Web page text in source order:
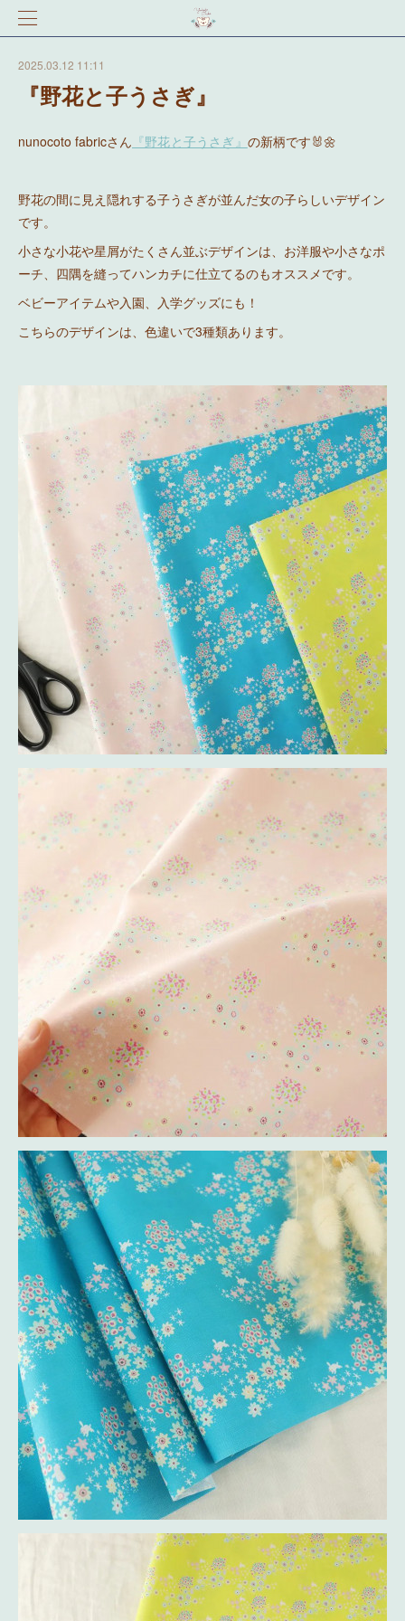
2025.03.12 11:11
『野花と子うさぎ』
nunocoto fabricさん 『野花と子うさぎ』 の新柄です🐰🌼
野花の間に見え隠れする子うさぎが並んだ女の子らしいデザイン
です。
小さな小花や星屑がたくさん並ぶデザインは、お洋服や小さなポ
ーチ、四隅を縫ってハンカチに仕立てるのもオススメです。
ベビーアイテムや入園、入学グッズにも！
こちらのデザインは、色違いで3種類あります。